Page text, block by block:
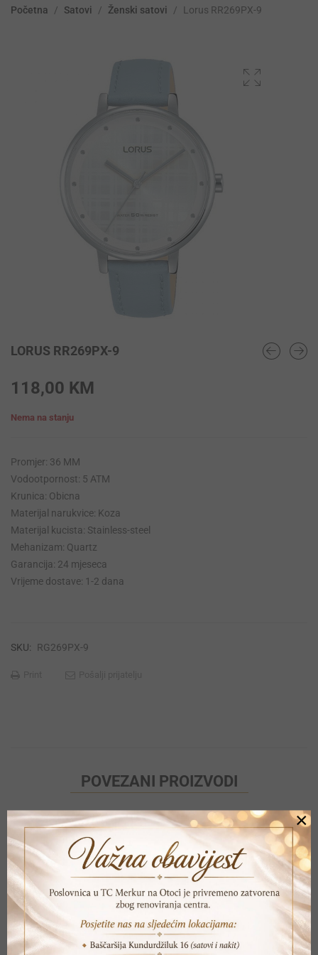
Početna / Satovi / Ženski satovi / Lorus RR269PX-9
LORUS RR269PX-9
118,00 KM
Nema na stanju
Promjer: 36 MM
Vodootpornost: 5 ATM
Krunica: Obicna
Materijal narukvice: Koza
Materijal kucista: Stainless-steel
Mehanizam: Quartz
Garancija: 24 mjeseca
Vrijeme dostave: 1-2 dana
SKU: RG269PX-9
POVEZANI PROIZVODI
×